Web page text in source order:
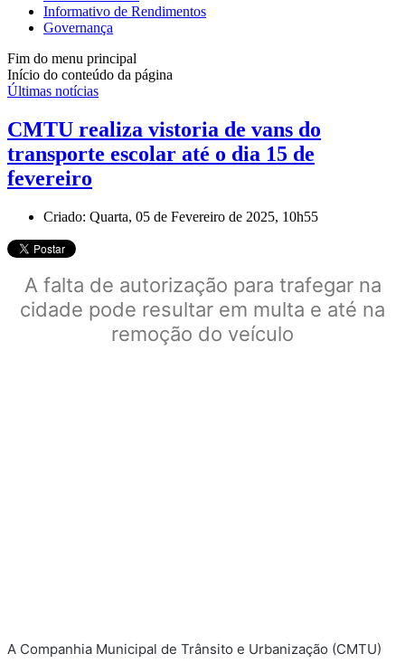
Informativo de Rendimentos
Governança
Fim do menu principal
Início do conteúdo da página
Últimas notícias
CMTU realiza vistoria de vans do
transporte escolar até o dia 15 de
fevereiro
Criado: Quarta, 05 de Fevereiro de 2025, 10h55
A falta de autorização para trafegar na
cidade pode resultar em multa e até na
remoção do veículo
A Companhia Municipal de Trânsito e Urbanização (CMTU)